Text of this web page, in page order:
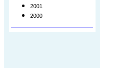
2001
2000